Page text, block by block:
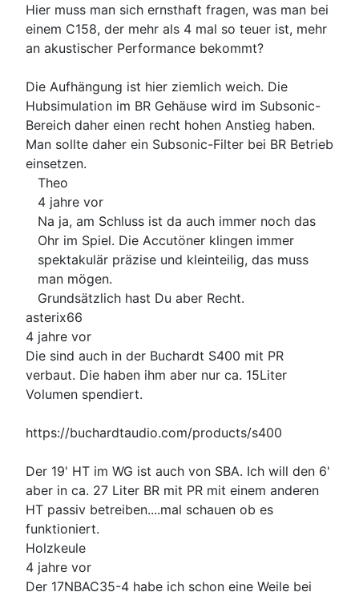
Hier muss man sich ernsthaft fragen, was man bei
einem C158, der mehr als 4 mal so teuer ist, mehr
an akustischer Performance bekommt?
Die Aufhängung ist hier ziemlich weich. Die
Hubsimulation im BR Gehäuse wird im Subsonic-
Bereich daher einen recht hohen Anstieg haben.
Man sollte daher ein Subsonic-Filter bei BR Betrieb
einsetzen.
Theo
4 jahre vor
Na ja, am Schluss ist da auch immer noch das
Ohr im Spiel. Die Accutöner klingen immer
spektakulär präzise und kleinteilig, das muss
man mögen.
Grundsätzlich hast Du aber Recht.
asterix66
4 jahre vor
Die sind auch in der Buchardt S400 mit PR
verbaut. Die haben ihm aber nur ca. 15Liter
Volumen spendiert.
https://buchardtaudio.com/products/s400
Der 19' HT im WG ist auch von SBA. Ich will den 6'
aber in ca. 27 Liter BR mit PR mit einem anderen
HT passiv betreiben....mal schauen ob es
funktioniert.
Holzkeule
4 jahre vor
Der 17NBAC35-4 habe ich schon eine Weile bei